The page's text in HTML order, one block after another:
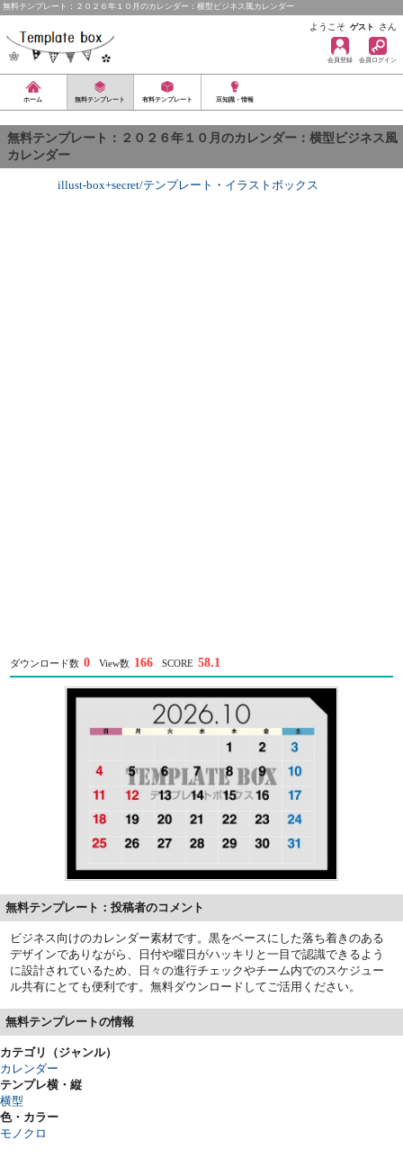
無料テンプレート：２０２６年１０月のカレンダー：横型ビジネス風カレンダー
ようこそ ゲスト さん
会員登録 会員ログイン
ホーム 無料テンプレート 有料テンプレート 豆知識・情報
無料テンプレート：２０２６年１０月のカレンダー：横型ビジネス風
カレンダー
illust-box+secret/テンプレート ・ イラストボックス
ダウンロード数 0 View数 166 SCORE 58.1
無料テンプレート：投稿者のコメント
ビジネス向けのカレンダー素材です。黒をベースにした落ち着きのある
デザインでありながら、日付や曜日がハッキリと一目で認識できるよう
に設計されているため、日々の進行チェックやチーム内でのスケジュー
ル共有にとても便利です。無料ダウンロードしてご活用ください。
無料テンプレートの情報
カテゴリ（ジャンル）
カレンダー
テンプレ横・縦
横型
色・カラー
モノクロ